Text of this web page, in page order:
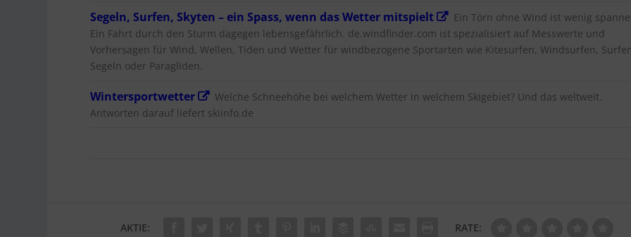
Segeln, Surfen, Skyten – ein Spass, wenn das Wetter mitspielt
Ein Törn ohne Wind ist wenig
Ein Fahrt durch den Sturm dagegen lebensgefährlich. de.windfinder.com ist spezialisiert auf Messwerte und
Vorhersagen für Wind, Wellen, Tiden und Wetter für windbezogene Sportarten wie Kitesurfen, Windsurfen,
Segeln oder Paragliden.
Wintersportwetter
Welche Schneehöhe bei welchem Wetter in welchem Skigebiet? Und das weltweit.
Antworten darauf liefert skiinfo.de
AKTIE: RATE: